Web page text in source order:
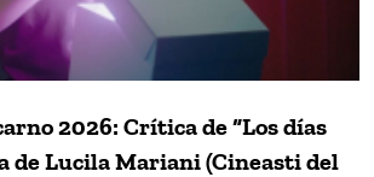
2026: Crítica de “Los días
de Lucila Mariani (Cineasti del